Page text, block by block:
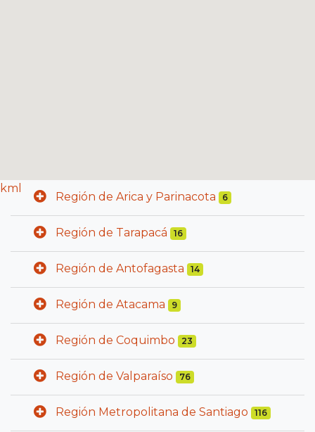
kml
Región de Arica y Parinacota 6
Región de Tarapacá 16
Región de Antofagasta 14
Región de Atacama 9
Región de Coquimbo 23
Región de Valparaíso 76
Región Metropolitana de Santiago 116